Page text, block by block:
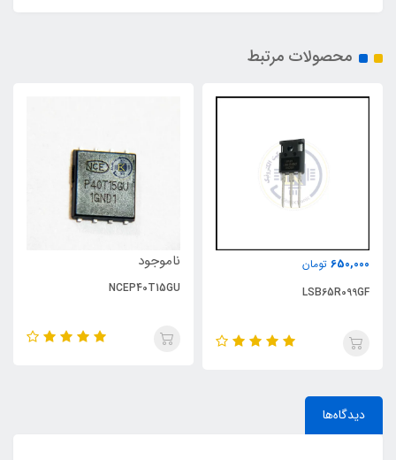
محصولات مرتبط
650,000 تومان
LSB65R099GF
ناموجود
NCEP40T15GU
دیدگاه‌ها